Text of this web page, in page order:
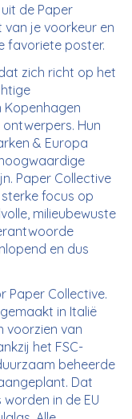
de Paper
van je voorkeur en
favoriete poster.
zich richt op het
Kopenhagen
Hun
& Europa
Paper Collective
focus op
milieubewuste
en dus
Paper Collective.
in Italië
voorzien van
het FSC-
beheerde
Dat
in de EU